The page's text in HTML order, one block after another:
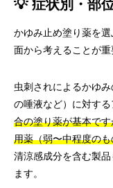
💡 症状別・部
かゆみ止め塗り薬を
面から考えることが重
虫刺されによるかゆ
の唾液など）に対する
合の塗り薬が基本で
用薬（弱〜中程度の
清涼感成分を含む製
ます。